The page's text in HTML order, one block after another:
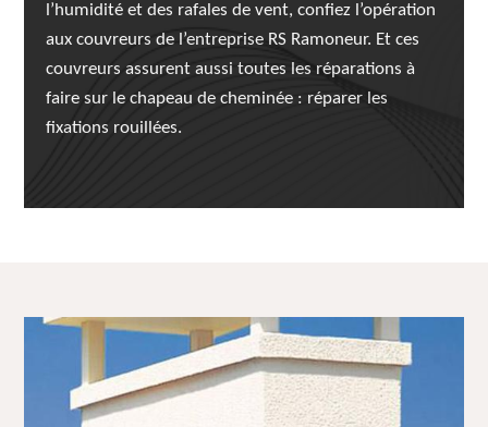
l’humidité et des rafales de vent, confiez l’opération
aux couvreurs de l’entreprise RS Ramoneur. Et ces
couvreurs assurent aussi toutes les réparations à
faire sur le chapeau de cheminée : réparer les
fixations rouillées.